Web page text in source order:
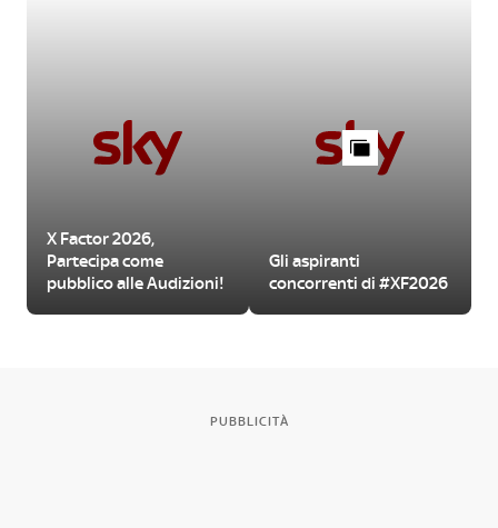
X Factor 2026,
Partecipa come
pubblico alle Audizioni!
Gli aspiranti
concorrenti di #XF2026
PUBBLICITÀ